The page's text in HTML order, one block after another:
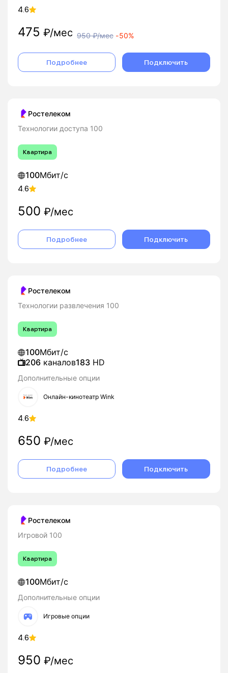
4.6
475 ₽/мес 950₽/мес -50%
Подробнее Подключить
Ростелеком
Технологии доступа 100
Квартира
100Мбит/с
4.6
500 ₽/мес
Подробнее Подключить
Ростелеком
Технологии развлечения 100
Квартира
100Мбит/с
206 каналов183 HD
Дополнительные опции
Онлайн-кинотеатр Wink
4.6
650 ₽/мес
Подробнее Подключить
Ростелеком
Игровой 100
Квартира
100Мбит/с
Дополнительные опции
Игровые опции
4.6
950 ₽/мес